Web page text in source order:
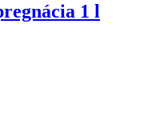
1 l